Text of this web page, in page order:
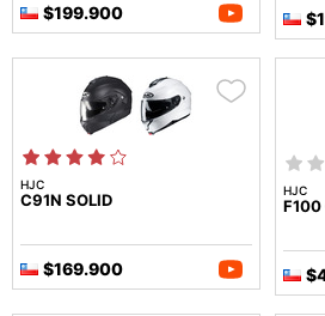
$199.900
HJC
C91N SOLID
$169.900
HJC
F100